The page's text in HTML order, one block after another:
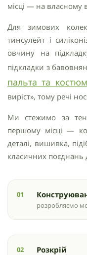
місці — на власному
Для зимових
тинсулейт і
овчину на
підкладки з
пальта та
виріст», тому речі
Ми стежимо за
першому місці —
деталі, вишивка,
класичних поєднань
розробляємо
Розкрій